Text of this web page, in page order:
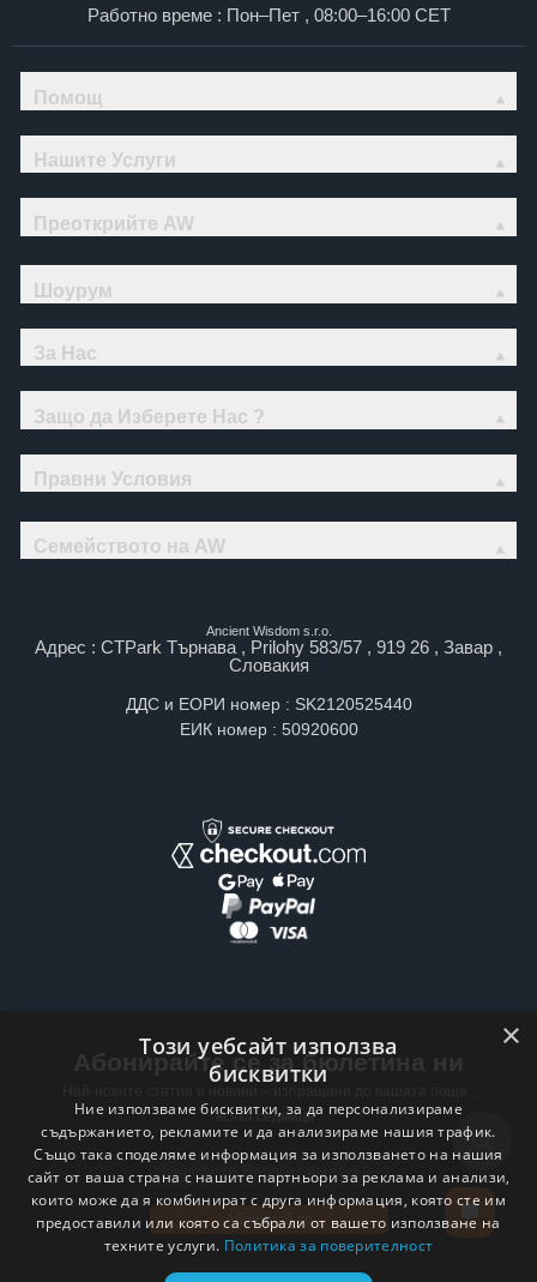
Работно време : Пон–Пет , 08:00–16:00 CET
Помощ
Нашите Услуги
Преоткрийте AW
Шоурум
За Нас
Защо да Изберете Нас ?
Правни Условия
Семейството на AW
Ancient Wisdom s.r.o.
Адрес : CTPark Търнава , Prilohy 583/57 , 919 26 , Завар ,
Словакия
ДДС и ЕОРИ номер : SK2120525440
ЕИК номер : 50920600
Абонирайте се за бюлетина ни
всяка седмица .
Email address
Абонирай се
×
Този уебсайт използва
бисквитки
Ние използваме бисквитки, за да персонализираме
съдържанието, рекламите и да анализираме нашия трафик.
Също така споделяме информация за използването на нашия
сайт от ваша страна с нашите партньори за реклама и анализи,
които може да я комбинират с друга информация, която сте им
предоставили или която са събрали от вашето използване на
техните услуги. Политика за поверителност